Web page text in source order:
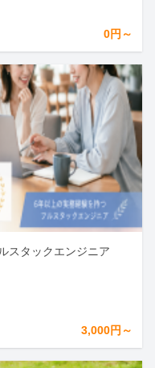
0円～
スタックエンジニア
3,000円～